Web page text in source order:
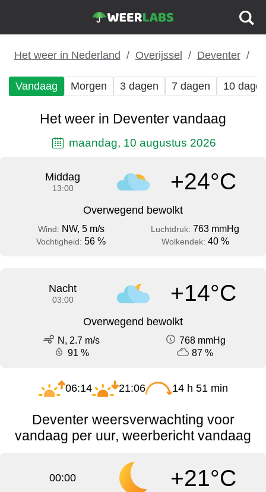
Het weer in Nederland Overijssel Deventer
Vandaag Morgen 3 dagen 7 dagen 10
Het weer in Deventer vandaag
maandag, 10 augustus 2026
Middag
13:00 +24°C
Overwegend bewolkt
Wind: NW, 5 m/s Luchtdruk: 763 mmHg
Vochtigheid: 56 % Wolkendek: 40 %
Nacht
03:00 +14°C
Overwegend bewolkt
N, 2.7 m/s
768 mmHg
91 %
87 %
06:14 21:06 14 h 51 min
Deventer weersverwachting voor
vandaag per uur, weerbericht vandaag
00:00 +21°C